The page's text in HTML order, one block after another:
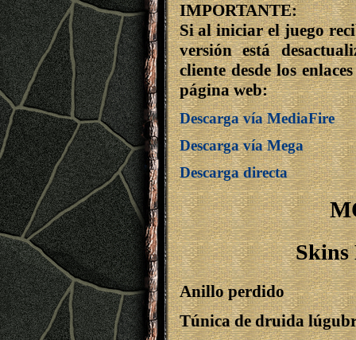
IMPORTANTE:
Si al iniciar el juego
versión está
cliente desde los
página web:
Descarga vía MediaFire
Descarga vía Mega
Descarga directa
Skins
Anillo perdido
Túnica de druida